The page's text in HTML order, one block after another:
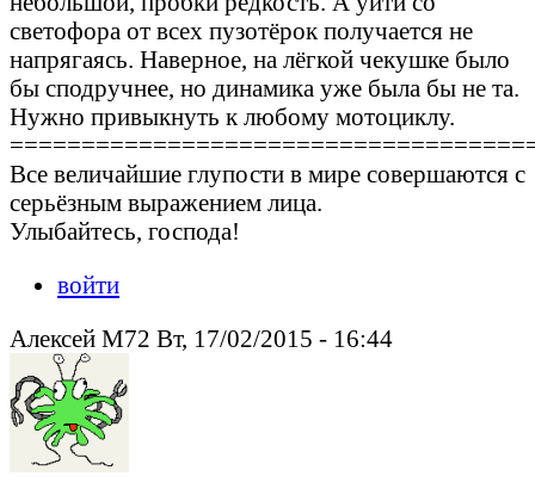
светофора от всех пузотёрок получается не
напрягаясь. Наверное, на лёгкой чекушке было
бы сподручнее, но динамика уже была бы не та.
Нужно привыкнуть к любому мотоциклу.
Все величайшие глупости в мире совершаются с
серьёзным выражением лица.
Улыбайтесь, господа!
войти
Алексей М72 Вт, 17/02/2015 - 16:44